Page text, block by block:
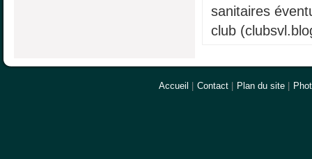
sanitaires
club
Accueil Contact Plan du site